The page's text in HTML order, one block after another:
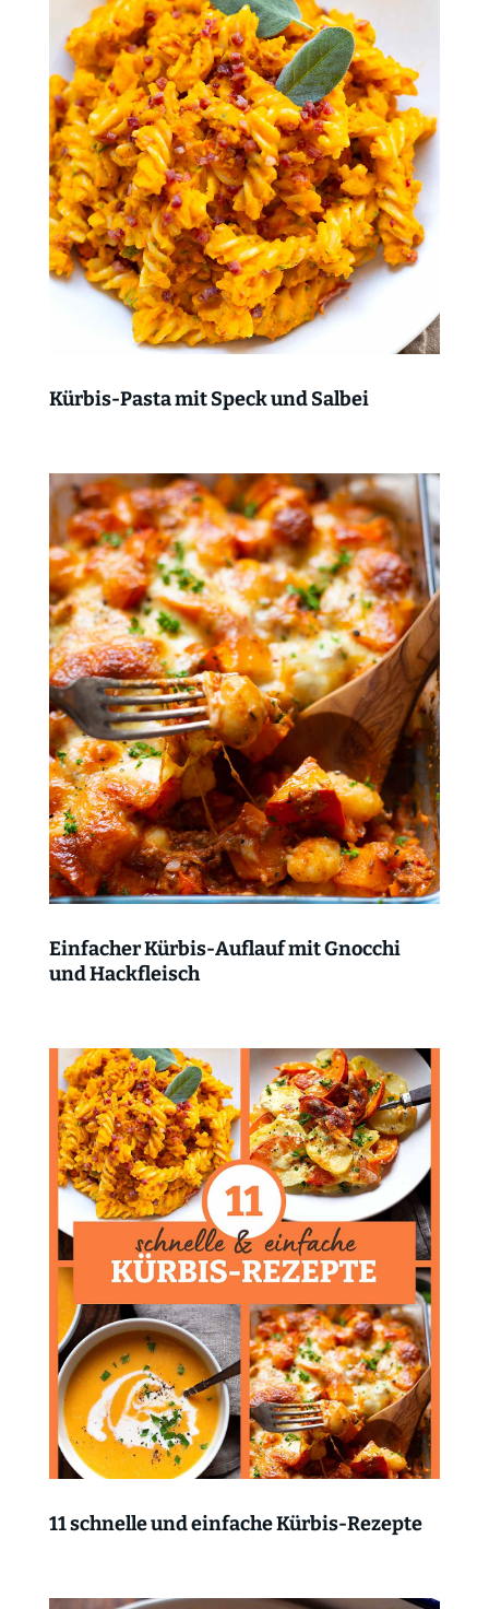
Kürbis-Pasta mit Speck und Salbei
Einfacher Kürbis-Auflauf mit Gnocchi
und Hackfleisch
11 schnelle und einfache Kürbis-Rezepte